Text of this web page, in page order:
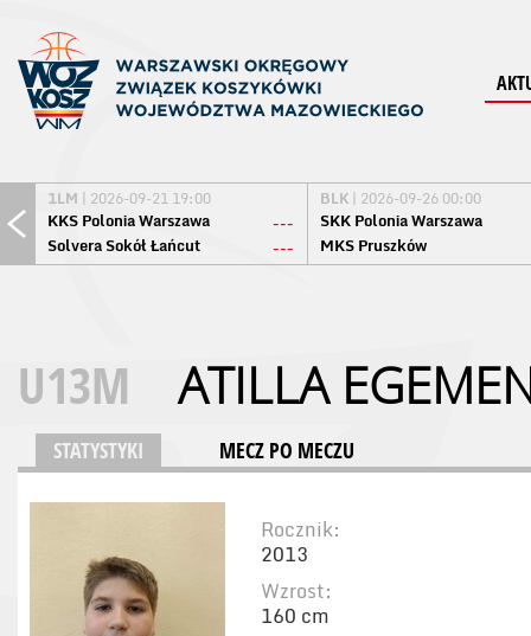
1LM | 2026-09-21 19:00
KKS Polonia Warszawa
---
Solvera Sokół Łańcut
---
BLK | 2026-09-26 00:00
SKK Polonia Warszawa
MKS Pruszków
U13M ATILLA
STATYSTYKI MECZ PO MECZU
Rocznik:
2013
Wzrost:
160 cm